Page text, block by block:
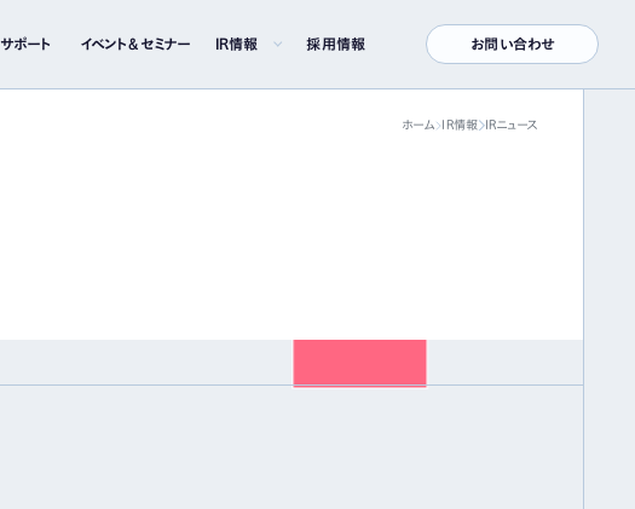
サポート イベント＆セミナー IR情報 採用情報 お問い合わせ
ホーム IR情報 IRニュース